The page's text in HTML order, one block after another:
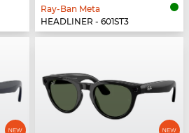
Ray-Ban Meta
HEADLINER - 601ST3